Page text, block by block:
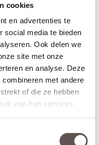
cookies
en advertenties te
social media te bieden
Ook delen we
site met onze
en analyse. Deze
met andere
of die ze hebben
van hun services.
of geluidwerende
kleine meerprijs van 29
in plaats van wit gegrond
geleverd worden. Het
FA deuren is dat ze tot
kunnen worden!
afmeting meer afwijkt dan
het gemak van deuren
zijn zichtbaar onder de
maatwerkdeuren is 29